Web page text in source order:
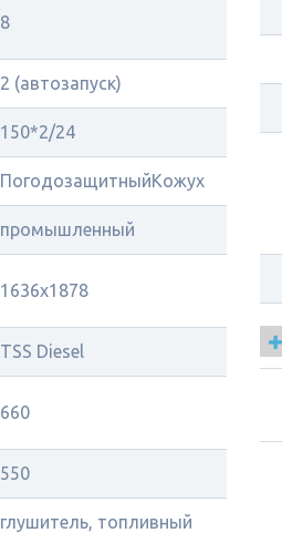
8
2 (автозапуск)
150*2/24
ПогодозащитныйКожух
промышленный
1636х1878
TSS Diesel
660
550
глушитель, топливный